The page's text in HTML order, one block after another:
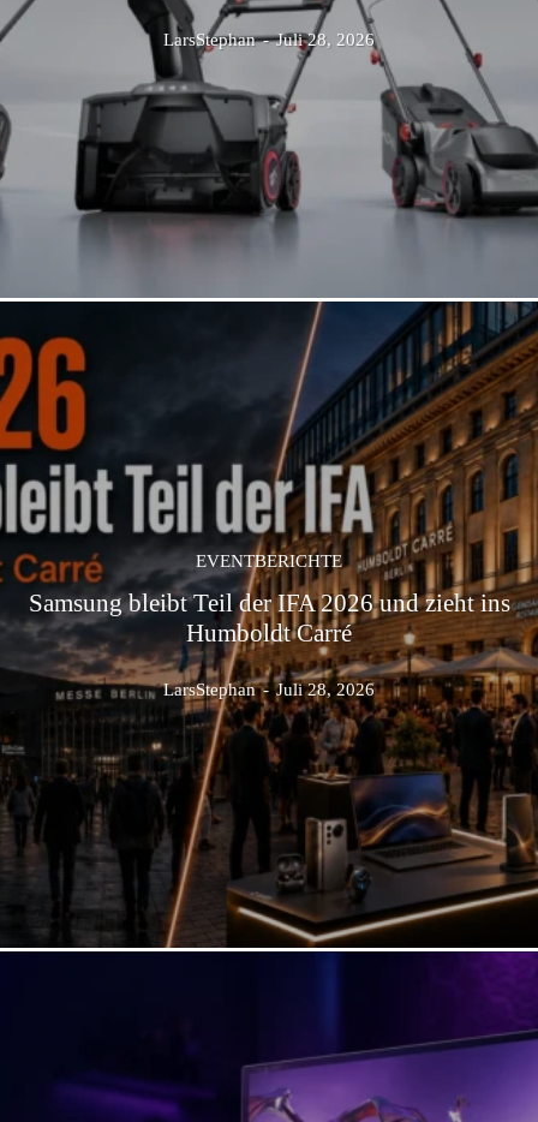
LarsStephan - Juli 28, 2026
EVENTBERICHTE
Samsung bleibt Teil der IFA 2026 und zieht ins
Humboldt Carré
LarsStephan - Juli 28, 2026